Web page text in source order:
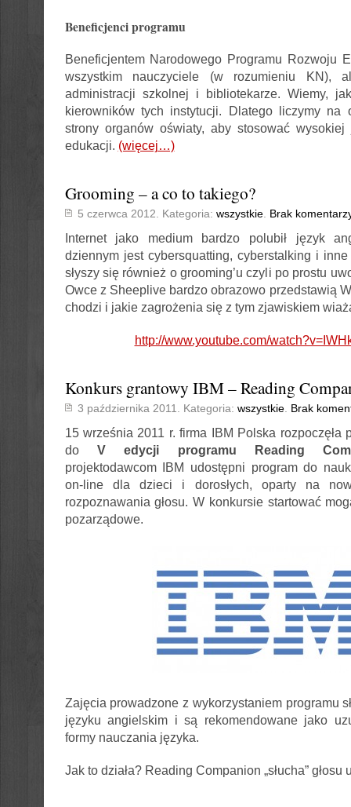
Beneficjenci programu
Beneficjentem Narodowego Programu Rozwoju
wszystkim nauczyciele (w rozumieniu KN),
administracji szkolnej i bibliotekarze. Wiemy,
kierowników tych instytucji. Dlatego liczymy na
strony organów oświaty, aby stosować
edukacji. (więcej…)
Grooming – a co to takiego?
5 czerwca 2012. Kategoria: wszystkie. Brak
Internet jako medium bardzo polubił język
dziennym jest cybersquatting, cyberstalking i
słyszy się również o grooming’u czyli po prostu
Owce z Sheeplive bardzo obrazowo przedstawią
chodzi i jakie zagrożenia się z tym zjawiskiem
http://www.youtube.com/
Konkurs grantowy IBM – Reading
3 października 2011. Kategoria: wszystkie. Brak
15 września 2011 r. firma IBM Polska rozpoczęła
do V edycji programu Reading
projektodawcom IBM udostępni program do
on-line dla dzieci i dorosłych, oparty na
rozpoznawania głosu. W konkursie startować
pozarządowe.
Zajęcia prowadzone z wykorzystaniem programu
języku angielskim i są rekomendowane jako
formy nauczania języka.
Jak to działa? Reading Companion „słucha” głosu